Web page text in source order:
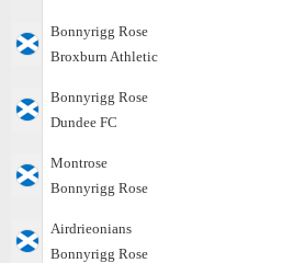
Bonnyrigg Rose
Broxburn Athletic
Bonnyrigg Rose
Dundee FC
Montrose
Bonnyrigg Rose
Airdrieonians
Bonnyrigg Rose